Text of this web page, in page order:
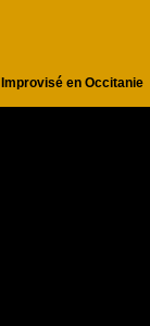
en Occitanie